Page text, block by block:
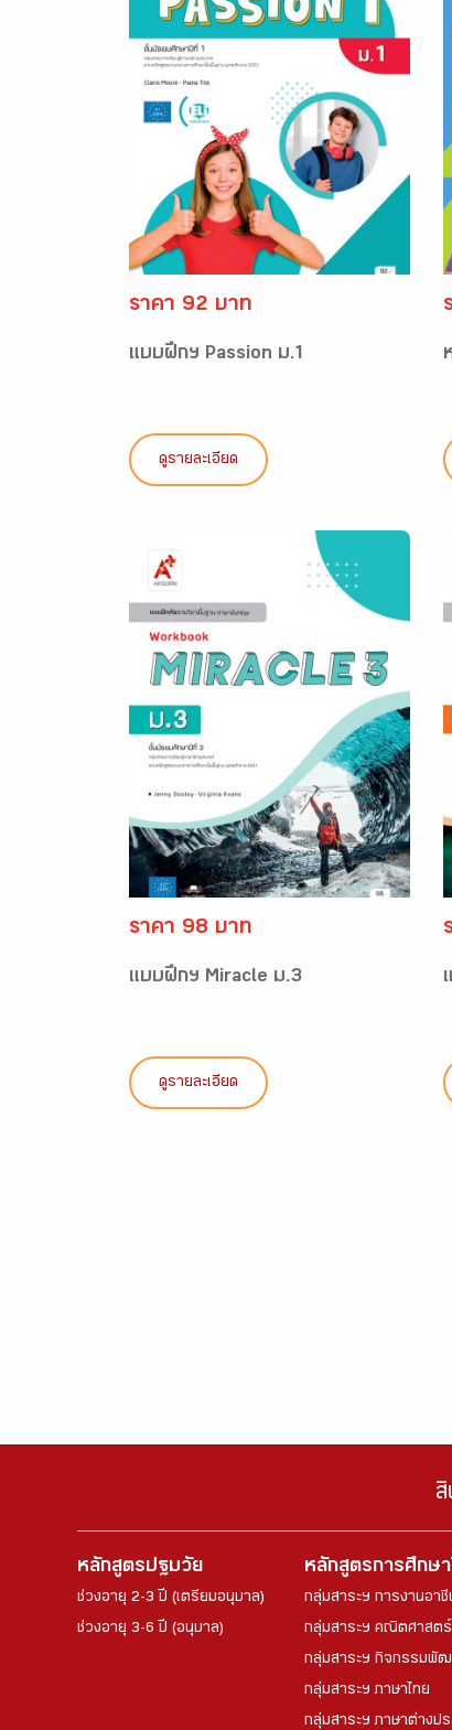
ราคา 92 บาท
แบบฝึกฯ Passion ม.1
ดูรายละเอียด
ราคา 98 บาท
แบบฝึกฯ Miracle ม.3
ดูรายละเอียด
สิ
หลักสูตรปฐมวัย
ช่วงอายุ 2-3 ปี (เตรียมอนุบาล)
ช่วงอายุ 3-6 ปี (อนุบาล)
หลักสูตรการศึกษ
กลุ่มสาระฯ การงานอาชี
กลุ่มสาระฯ คณิตศาสตร์
กลุ่มสาระฯ กิจกรรมพัฒ
กลุ่มสาระฯ ภาษาไทย
กลุ่มสาระฯ ภาษาต่างปร